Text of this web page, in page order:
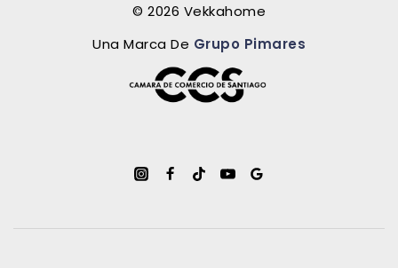
© 2026 Vekkahome
Una Marca De Grupo Pimares